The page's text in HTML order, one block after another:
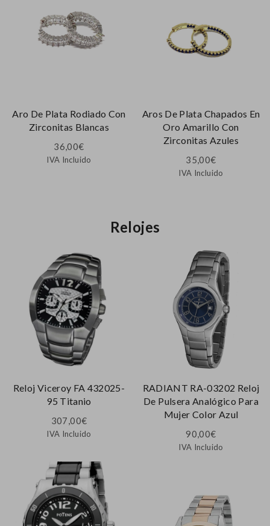
Aro De Plata Rodiado Con
Zirconitas Blancas
36,00€
IVA Incluido
Aros De Plata Chapados En
Oro Amarillo Con
Zirconitas Azules
35,00€
IVA Incluido
Relojes
Reloj Viceroy FA 432025-
95 Titanio
307,00€
IVA Incluido
RADIANT RA-03202 Reloj
De Pulsera Analógico Para
Mujer Color Azul
90,00€
IVA Incluido